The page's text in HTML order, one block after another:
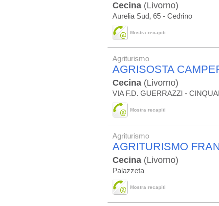
Cecina (Livorno)
Aurelia Sud, 65 - Cedrino
Mostra recapiti
Agriturismo
AGRISOSTA
Cecina (Livorno)
VIA F.D. GUERRAZZI -
Mostra recapiti
Agriturismo
AGRITURISMO
Cecina (Livorno)
Palazzeta
Mostra recapiti